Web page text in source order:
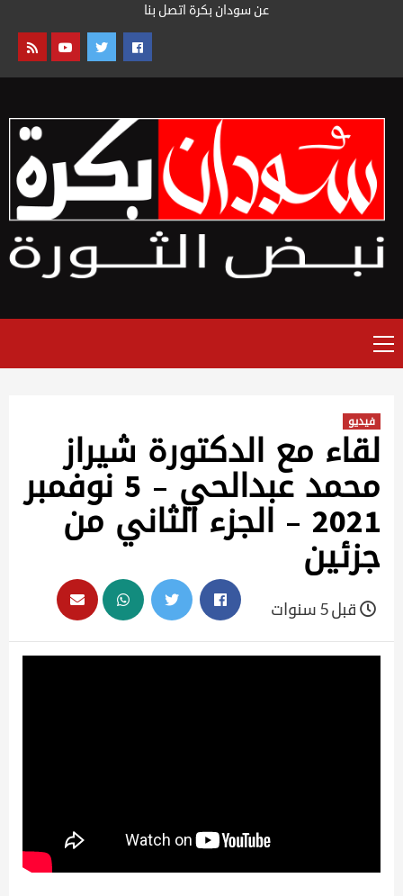
عن سودان بكرة اتصل بنا
القائمة
فيديو
لقاء مع الدكتورة شيراز
محمد عبدالحي – 5 نوفمبر
2021 – الجزء الثاني من
جزئين
قبل 5 سنوات